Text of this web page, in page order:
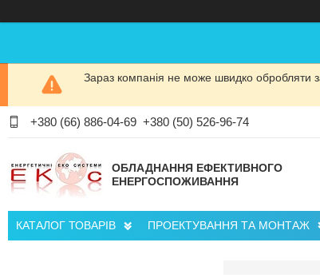
Зараз компанія не може швидко обробляти
+380 (66) 886-04-69 +380 (50) 526-96-74
ОБЛАДНАННЯ ЕФЕКТИВНОГО
ЕНЕРГОСПОЖИВАННЯ
КАТАЛОГ ТОВАРІВ ПРОЕКТУВАННЯ ТА МОНТАЖ